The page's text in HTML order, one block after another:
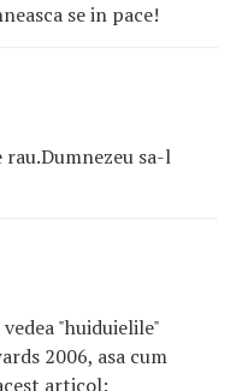
se in pace!
sa-l
"huiduielile"
2006, asa cum
articol: